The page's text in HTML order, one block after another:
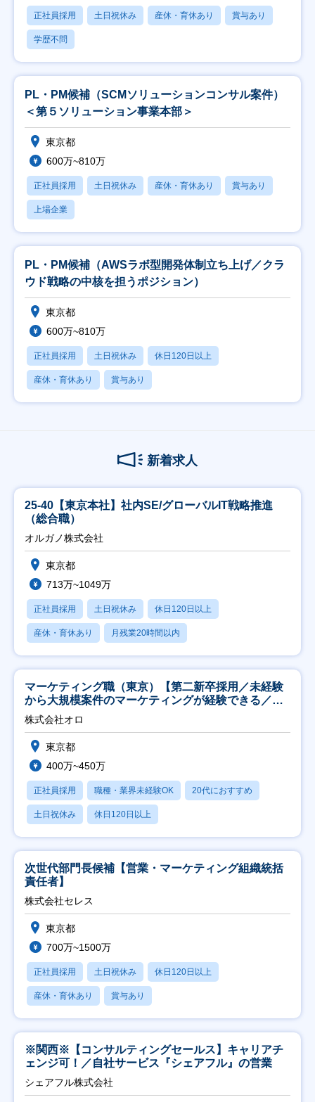
正社員採用 土日祝休み 産休・育休あり 賞与あり
学歴不問
PL・PM候補（SCMソリューションコンサル案件）
＜第５ソリューション事業本部＞
東京都
600万~810万
正社員採用 土日祝休み 産休・育休あり 賞与あり
上場企業
PL・PM候補（AWSラボ型開発体制立ち上げ／クラ
ウド戦略の中核を担うポジション）
東京都
600万~810万
正社員採用 土日祝休み 休日120日以上
産休・育休あり 賞与あり
新着求人
25-40【東京本社】社内SE/グローバルIT戦略推進
（総合職）
オルガノ株式会社
東京都
713万~1049万
正社員採用 土日祝休み 休日120日以上
産休・育休あり 月残業20時間以内
マーケティング職（東京）【第二新卒採用／未経験
から大規模案件のマーケティングが経験できる／研
修充実】
株式会社オロ
東京都
400万~450万
正社員採用 職種・業界未経験OK 20代におすすめ
土日祝休み 休日120日以上
次世代部門長候補【営業・マーケティング組織統括
責任者】
株式会社セレス
東京都
700万~1500万
正社員採用 土日祝休み 休日120日以上
産休・育休あり 賞与あり
※関西※【コンサルティングセールス】キャリアチ
ェンジ可！／自社サービス『シェアフル』の営業
シェアフル株式会社